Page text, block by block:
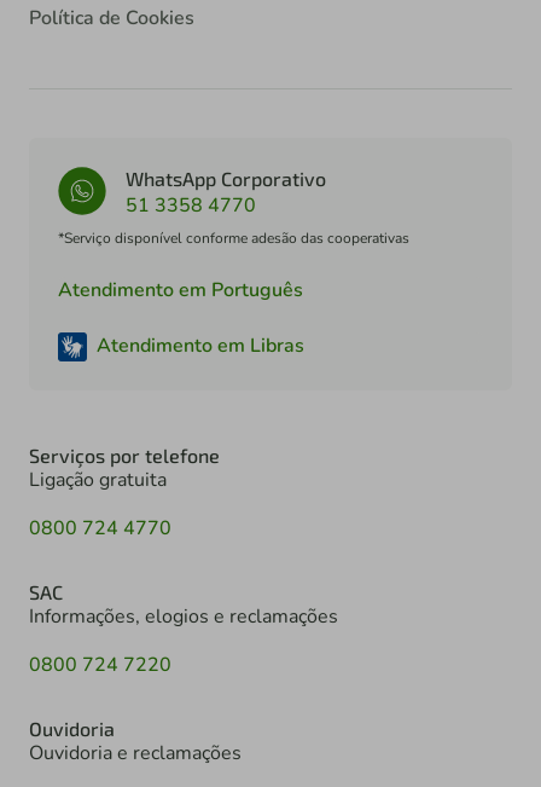
Política de Cookies
WhatsApp Corporativo
51 3358 4770
*Serviço disponível conforme adesão das cooperativas
Atendimento em Português
Atendimento em Libras
Serviços por telefone
Ligação gratuita
0800 724 4770
SAC
Informações, elogios e reclamações
0800 724 7220
Ouvidoria
Ouvidoria e reclamações